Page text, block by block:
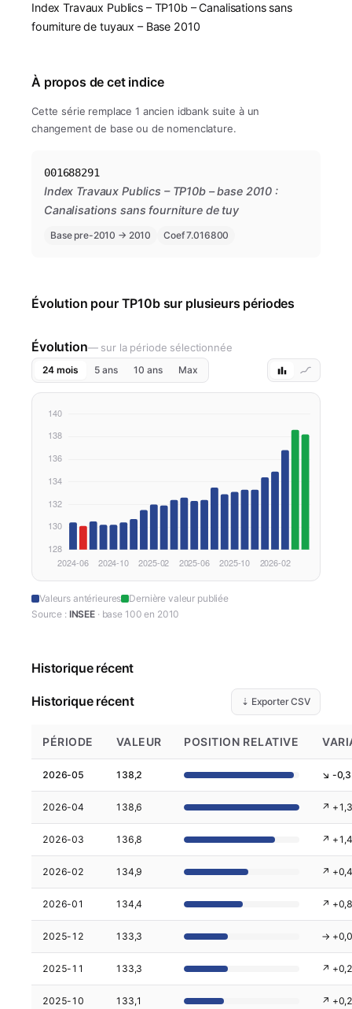
Index Travaux Publics – TP10b – Canalisations sans
fourniture de tuyaux – Base 2010
À propos de cet indice
Cette série remplace 1 ancien idbank suite à un
changement de base ou de nomenclature.
001688291
Index Travaux Publics – TP10b – base 2010 :
Canalisations sans fourniture de tuy
Base pre-2010 → 2010 Coef 7.016800
Évolution pour TP10b sur plusieurs périodes
Évolution— sur la période sélectionnée
24 mois 5 ans 10 ans Max
Valeurs antérieures
Dernière valeur publiée
Source : INSEE · base 100 en 2010
Historique récent
Historique récent ⇣ Exporter CSV
PÉRIODE VALEUR POSITION RELATIVE
2026-05 138,2 ↘ -0,3
2026-04 138,6 ↗
2026-03 136,8 ↗
2026-02 134,9 ↗
2026-01 134,4 ↗
2025-12 133,3 →
2025-11 133,3 ↗
2025-10 133,1 ↗